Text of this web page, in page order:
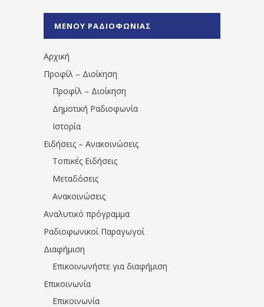
1531194763766854/" artist="" ]
ΜΕΝΟΥ ΡΑΔΙΟΦΩΝΙΑΣ
Αρχική
Προφίλ – Διοίκηση
Προφίλ – Διοίκηση
Δημοτική Ραδιοφωνία
Ιστορία
Ειδήσεις – Ανακοινώσεις
Τοπικές Ειδήσεις
Μεταδόσεις
Ανακοινώσεις
Αναλυτικό πρόγραμμα
Ραδιοφωνικοί Παραγωγοί
Διαφήμιση
Επικοινωνήστε για διαφήμιση
Επικοινωνία
Επικοινωνία